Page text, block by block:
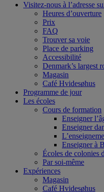
Visitez-nous à l’adresse
Heures d’ouverture
Prix
FAQ
Trouver sa voie
Place de parking
Accessibilité
Denmark’s largest
Magasin
Café Hvidesøhus
Programme de jour
Les écoles
Cours de formation
Enseigner
Enseigner
Enseigner à
Écoles de colonies
Par soi-même
Expériences
Magasin
Café Hvidesøhus